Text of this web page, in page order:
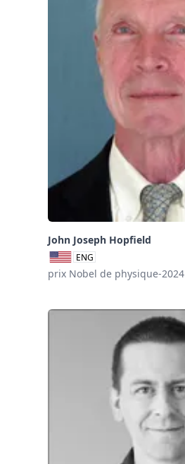
John Joseph Hopfield
ENG
prix Nobel de physique-2024